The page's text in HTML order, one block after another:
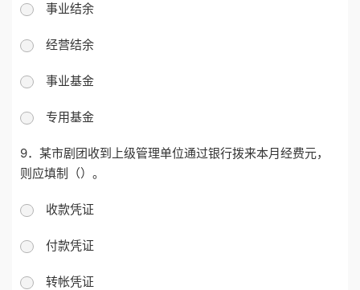
事业结余
经营结余
事业基金
专用基金
9．某市剧团收到上级管理单位通过银行拨来本月经费元，
则应填制（）。
收款凭证
付款凭证
转帐凭证